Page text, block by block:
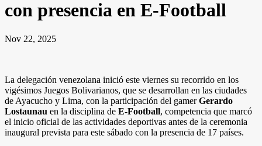
con presencia en E-Football
Nov 22, 2025
La delegación venezolana inició este viernes su recorrido en los
vigésimos Juegos Bolivarianos, que se desarrollan en las ciudades
de Ayacucho y Lima, con la participación del gamerGerardo
Lostaunau en la disciplina de E-Football, competencia que marcó
el inicio oficial de las actividades deportivas antes de la ceremonia
inaugural prevista para este sábado con la presencia de 17 países.